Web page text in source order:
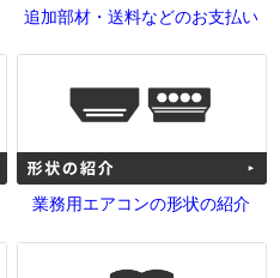
追加部材・送料などのお支払い
業務用エアコンの形状の紹介